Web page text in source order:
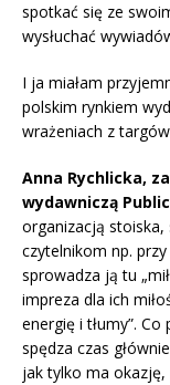
spotkać się ze
wysłuchać
I ja miałam
polskim rynkiem
wrażeniach z
Anna Rychlicka,
wydawniczą
organizacją
czytelnikom np. przy
sprowadza ją tu
impreza dla ich
energię i tłumy”.
spędza czas
jak tylko ma